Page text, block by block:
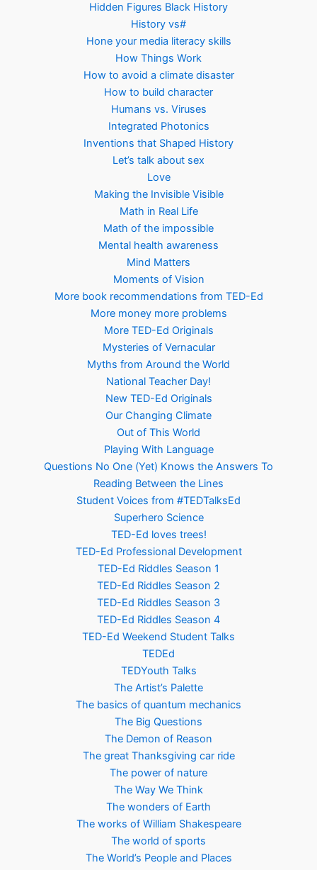
Hidden Figures Black History
History vs#
Hone your media literacy skills
How Things Work
How to avoid a climate disaster
How to build character
Humans vs. Viruses
Integrated Photonics
Inventions that Shaped History
Let’s talk about sex
Love
Making the Invisible Visible
Math in Real Life
Math of the impossible
Mental health awareness
Mind Matters
Moments of Vision
More book recommendations from TED-Ed
More money more problems
More TED-Ed Originals
Mysteries of Vernacular
Myths from Around the World
National Teacher Day!
New TED-Ed Originals
Our Changing Climate
Out of This World
Playing With Language
Questions No One (Yet) Knows the Answers To
Reading Between the Lines
Student Voices from #TEDTalksEd
Superhero Science
TED-Ed loves trees!
TED-Ed Professional Development
TED-Ed Riddles Season 1
TED-Ed Riddles Season 2
TED-Ed Riddles Season 3
TED-Ed Riddles Season 4
TED-Ed Weekend Student Talks
TEDEd
TEDYouth Talks
The Artist’s Palette
The basics of quantum mechanics
The Big Questions
The Demon of Reason
The great Thanksgiving car ride
The power of nature
The Way We Think
The wonders of Earth
The works of William Shakespeare
The world of sports
The World’s People and Places